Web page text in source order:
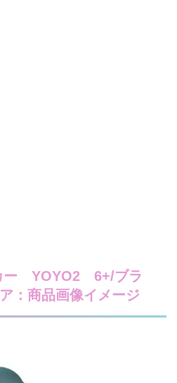
ー YOYO2 6+/ブラ
：商品画像イメージ